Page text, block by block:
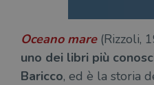
Oceano mare(Rizzoli,
uno dei libri più
Baricco, ed è la storia